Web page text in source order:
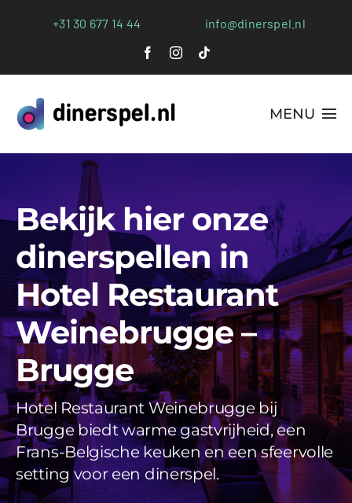
+31 30 677 14 44 info@dinerspel.nl
MENU
Alle Spellen
Plaatsen
Webshop
FAQs
Blog
Videos
Uitjes
Beschikbaarheid Aanvragen
Bekijk hier onze
dinerspellen in
Hotel Restaurant
Weinebrugge –
Brugge
Hotel Restaurant Weinebrugge bij
Brugge biedt warme gastvrijheid, een
Frans-Belgische keuken en een sfeervolle
setting voor een dinerspel.